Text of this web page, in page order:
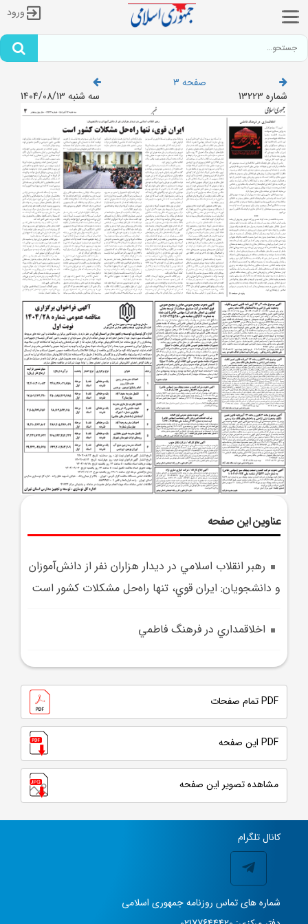
ورود
صفحه 3
شماره 13223
سه شنبه 1404/08/13
عناوین این صفحه
رهبر انقلاب اسلامي در ديدار هزاران نفر از دانش‌آموزان
و دانشجويان: ايران قوي، تنها راه‌حل مشکلات کشور است
اخلاقمداري در فرهنگ فاطمي
PDF تمام صفحات
PDF این صفحه
مشاهده تصویر این صفحه
کانال تلگرام
شماره های تماس روزنامه جمهوری اسلامی